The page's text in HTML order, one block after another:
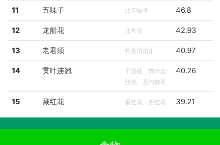
11 五味子 北五味子 46.8
12 龙船花 仙丹花 42.93
13 老君须 竹灵消[植] 40.97
14 贯叶连翘
千层楼、贯叶金
丝桃、圣约翰草
40.26
15 藏红花 番红花、西红花 39.21